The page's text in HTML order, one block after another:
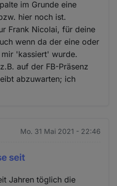
im Grunde eine
hier noch ist.
Frank Nicolai, für deine
wenn da der eine oder
'kassiert' wurde.
auf der FB-Präsenz
abzuwarten; ich
Mo. 31 Mai 2021 - 22:46
seit
Jahren töglich die